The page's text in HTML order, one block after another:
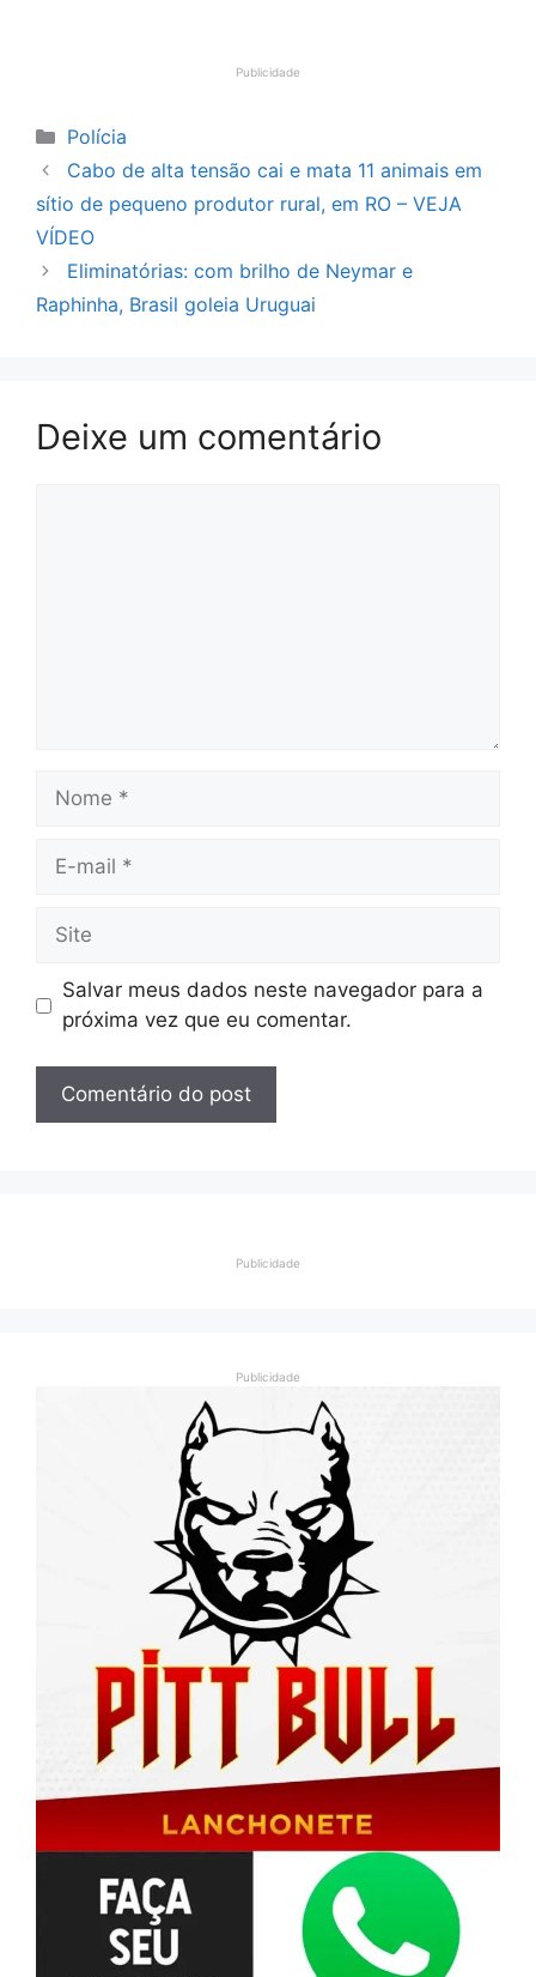
Publicidade
Categorias
Polícia
Cabo de alta tensão cai e mata 11 animais em
sítio de pequeno produtor rural, em RO – VEJA
VÍDEO
Eliminatórias: com brilho de Neymar e
Raphinha, Brasil goleia Uruguai
Deixe um comentário
Nome
Site
Salvar meus dados neste navegador para a
próxima vez que eu comentar.
Publicidade
Publicidade